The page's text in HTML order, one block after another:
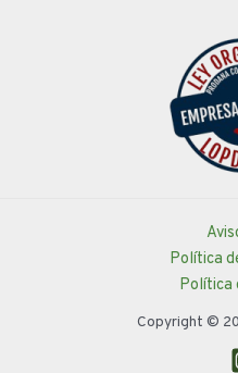
Política
Política
Copyright ©